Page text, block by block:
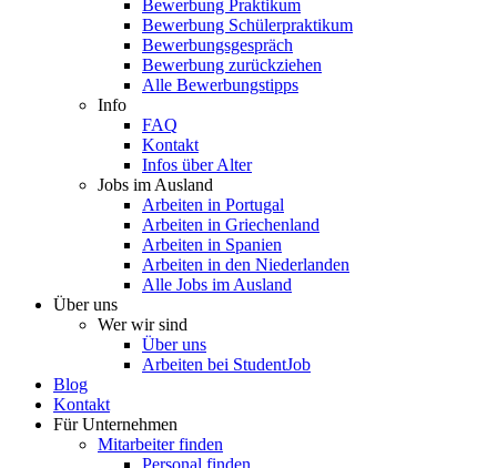
Bewerbung Praktikum
Bewerbung Schülerpraktikum
Bewerbungsgespräch
Bewerbung zurückziehen
Alle Bewerbungstipps
Info
FAQ
Kontakt
Infos über Alter
Jobs im Ausland
Arbeiten in Portugal
Arbeiten in Griechenland
Arbeiten in Spanien
Arbeiten in den Niederlanden
Alle Jobs im Ausland
Über uns
Wer wir sind
Über uns
Arbeiten bei StudentJob
Blog
Kontakt
Für Unternehmen
Mitarbeiter finden
Personal finden